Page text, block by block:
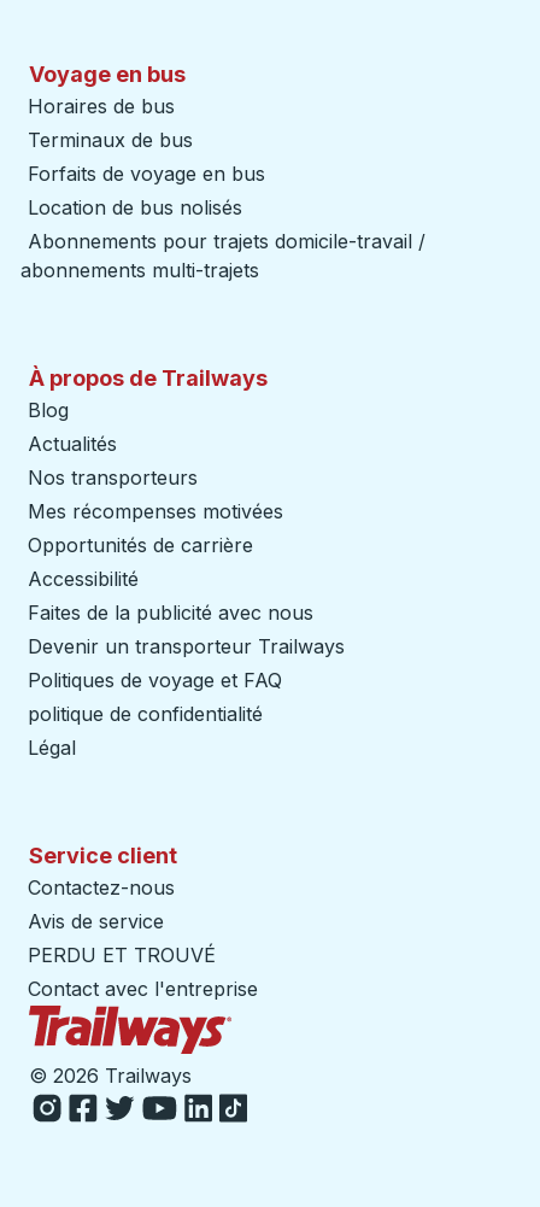
Voyage en bus
Horaires de bus
Terminaux de bus
Forfaits de voyage en bus
Location de bus nolisés
Abonnements pour trajets domicile-travail /
abonnements multi-trajets
À propos de Trailways
Blog
Actualités
Nos transporteurs
Mes récompenses motivées
Opportunités de carrière
Accessibilité
Faites de la publicité avec nous
Devenir un transporteur Trailways
Politiques de voyage et FAQ
politique de confidentialité
Légal
Service client
Contactez-nous
Avis de service
PERDU ET TROUVÉ
Contact avec l'entreprise
© 2026 Trailways